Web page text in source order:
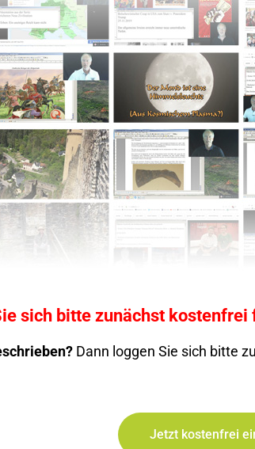
sich bitte zunächst kostenfrei
Dann loggen Sie sich bitte
Jetzt kostenfrei